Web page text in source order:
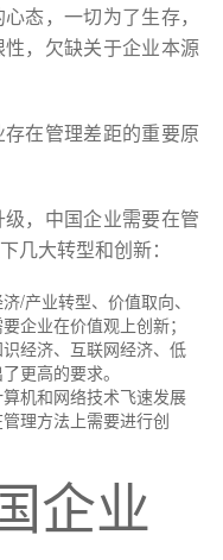
态，一切为了生存，
，欠缺关于企业本源
在管理差距的重要原
，中国企业需要在管
几大转型和创新：
/产业转型、价值取向、
企业在价值观上创新；
经济、互联网经济、低
更高的要求。
机和网络技术飞速发展
理方法上需要进行创
企业